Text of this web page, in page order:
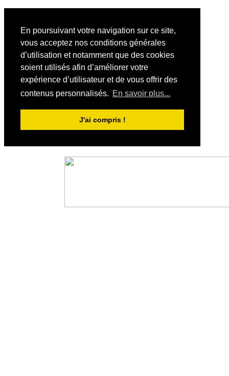
En poursuivant votre navigation sur ce site,
vous acceptez nos conditions générales
d’utilisation et notamment que des cookies
soient utilisés afin d’améliorer votre
expérience d’utilisateur et de vous offrir des
contenus personnalisés. En savoir plus...
J'ai compris !